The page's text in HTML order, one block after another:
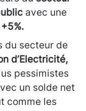
avec une
+5%.
du secteur de
d’Electricité,
pessimistes
un solde net
comme les